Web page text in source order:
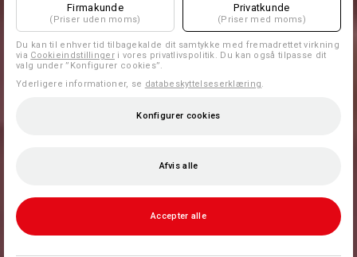
Firmakunde
(Priser uden moms)
Privatkunde
(Priser med moms)
Du kan til enhver tid tilbagekalde dit samtykke med fremadrettet virkning
via Cookieindstillingeri vores privatlivspolitik. Du kan også tilpasse dit
valg under ”Konfigurer cookies”.
Yderligere informationer, se databeskyttelseserklæring
Konfigurer cookies
Afvis alle
Accepter alle